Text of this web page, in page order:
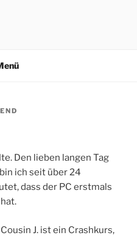
Den lieben langen Tag
ich seit über 24
dass der PC erstmals
J. ist ein Crashkurs,